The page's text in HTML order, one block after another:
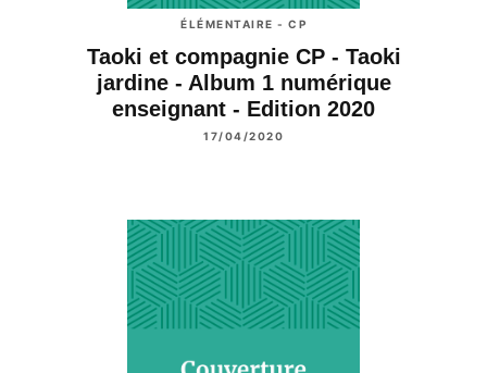
ÉLÉMENTAIRE - CP
Taoki et compagnie CP - Taoki
jardine - Album 1 numérique
enseignant - Edition 2020
17/04/2020